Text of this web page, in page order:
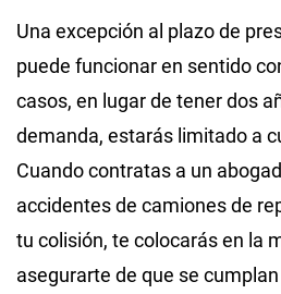
Una excepción al plazo de
puede funcionar en sentido
casos, en lugar de tener dos
demanda, estarás limitado a
Cuando contratas a un
accidentes de camiones de
tu colisión, te colocarás en la
asegurarte de que se